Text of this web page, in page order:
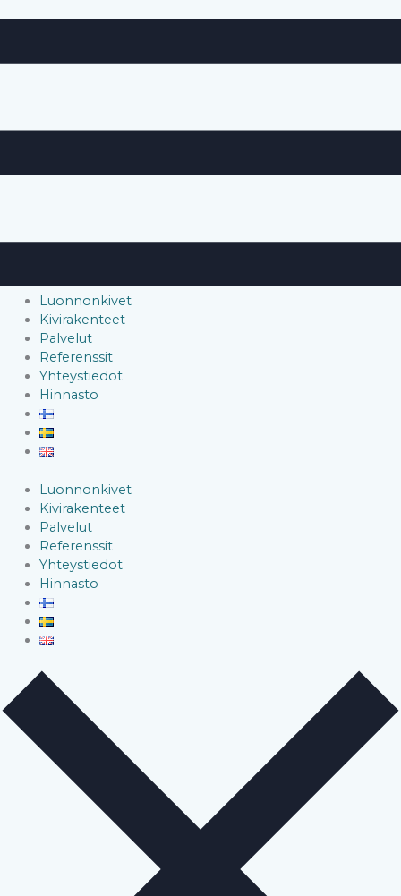
Luonnonkivet
Kivirakenteet
Palvelut
Referenssit
Yhteystiedot
Hinnasto
Luonnonkivet
Kivirakenteet
Palvelut
Referenssit
Yhteystiedot
Hinnasto